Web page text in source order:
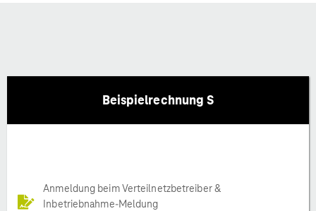
Beispielrechnung S
Anmeldung beim Verteilnetzbetreiber &
Inbetriebnahme-Meldung